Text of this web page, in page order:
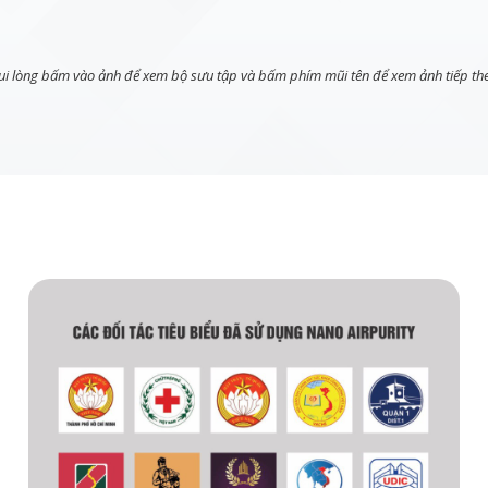
lòng bấm vào ảnh để xem bộ sưu tập và bấm phím mũi tên để xem ảnh tiếp